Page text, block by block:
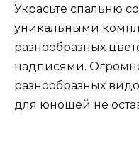
Украсьте спальню
уникальными
разнообразных
надписями.
разнообразных
для юношей не